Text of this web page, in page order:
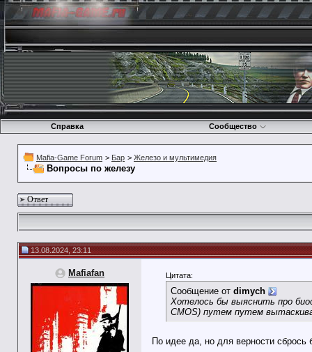
Справка Сообщество
Mafia-Game Forum > Бар > Железо и мультимедия
Вопросы по железу
Ответ
13.08.2024, 23:11
Mafiafan Цитата:
Сообщение от dimych
Хотелось бы выяснить про
CMOS) путем путем
По идее да, но для верности сбрось